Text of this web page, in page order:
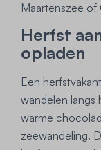
Maartenszee
Herfst
opladen
Een
wandelen langs
warme
zeewandeling.